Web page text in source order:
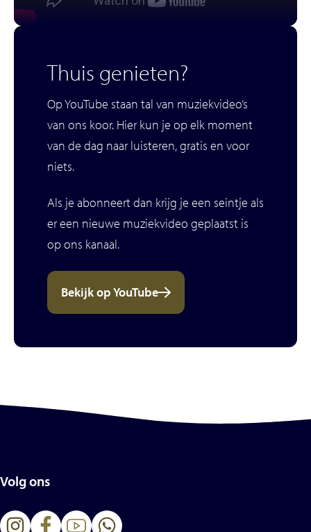
Thuis genieten?
Op YouTube staan tal van muziekvideo’s
van ons koor. Hier kun je op elk moment
van de dag naar luisteren, gratis en voor
niets.
Als je abonneert dan krijg je een seintje als
er een nieuwe muziekvideo geplaatst is
op ons kanaal.
Bekijk op YouTube
Volg ons